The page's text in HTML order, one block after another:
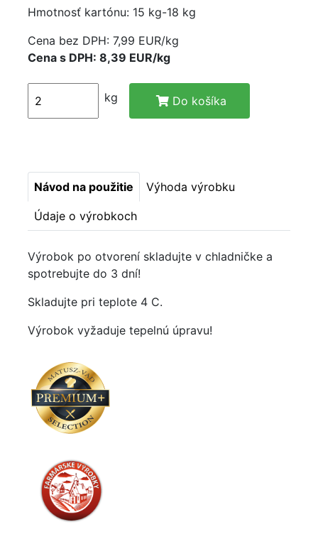
Hmotnosť kartónu: 15 kg-18 kg
Cena bez DPH: 7,99 EUR/kg
Cena s DPH: 8,39 EUR/kg
kg Do košíka
Návod na použitie Výhoda výrobku
Údaje o výrobkoch
Výrobok po otvorení skladujte v chladničke a
spotrebujte do 3 dní!
Skladujte pri teplote 4 C.
Výrobok vyžaduje tepelnú úpravu!